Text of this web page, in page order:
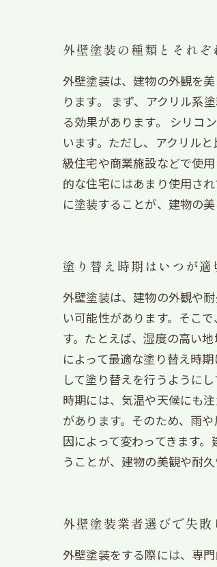
外壁塗装の種類とそれぞ
外壁塗装は、建物の外観を
ります。 まず、アクリル系
る効果があります。 シリコ
います。ただし、アクリル
級住宅や商業施設などで使
的な住宅にはあまり使用さ
に塗装することが、建物の
塗り替え時期はいつが適
外壁塗装は、建物の外観や
い可能性があります。そこ
す。たとえば、湿度の高い
によって最適な塗り替え時
して塗り替えを行うように
時期には、気温や天候にも
があります。そのため、雨
因によって変わってきます
うことが、建物の美観や耐
外壁塗装業者選びで失
外壁塗装をする際には、専